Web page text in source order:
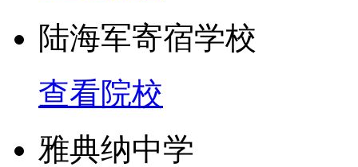
陆海军寄宿学校
查看院校
雅典纳中学